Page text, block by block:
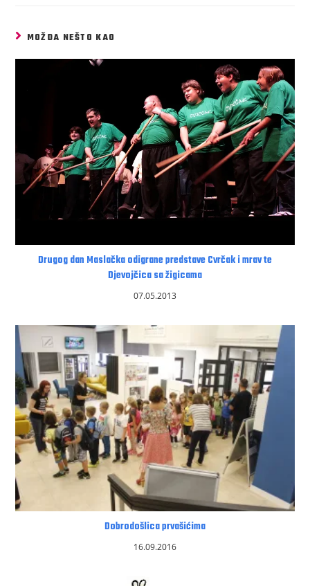
MOŽDA NEŠTO KAO
Drugog dan Maslačka odigrane predstave Cvrčak i mrav te
Djevojčica sa žigicama
07.05.2013
Dobrodošlica prvašićima
16.09.2016